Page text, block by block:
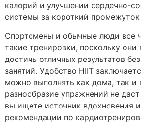
калорий и улучшении сердечно-
системы за короткий
Спортсмены и обычные люди все
такие тренировки, поскольку они
достичь отличных результатов
занятий. Удобство HIIT
можно выполнять как дома, так и
разнообразие упражнений не даст
вы ищете источник вдохновения
рекомендации по